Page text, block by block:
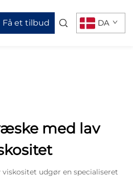
Få et tilbud DA
med lav
udgør en specialiseret